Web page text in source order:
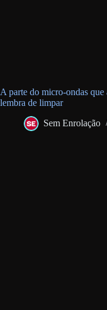
A parte do micro-ondas
lembra de limpar
Sem Enrolação